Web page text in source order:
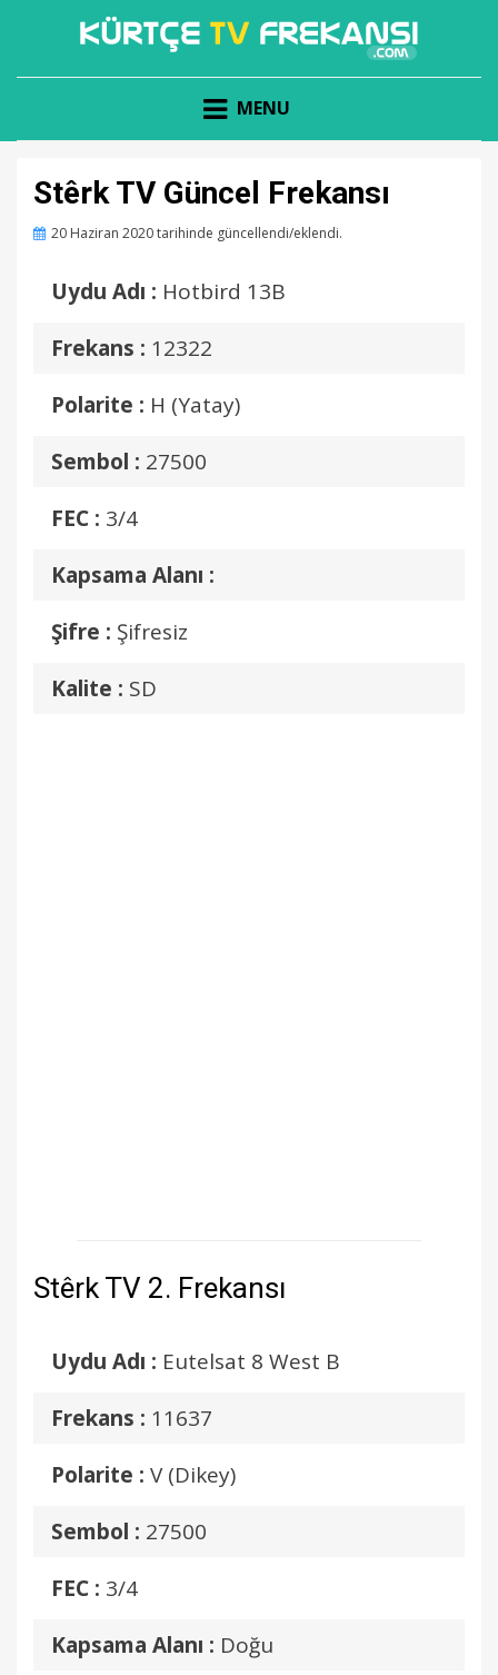
KÜRTÇE TV FREKANSI
MENU
Stêrk TV Güncel Frekansı
Posted
20 Haziran 2020tarihinde güncellendi/eklendi.
Uydu Adı : Hotbird 13B
Frekans : 12322
Polarite : H (Yatay)
Sembol : 27500
FEC : 3/4
Kapsama Alanı :
Şifre : Şifresiz
Kalite : SD
Stêrk TV 2. Frekansı
Uydu Adı : Eutelsat 8 West B
Frekans : 11637
Polarite : V (Dikey)
Sembol : 27500
FEC : 3/4
Kapsama Alanı : Doğu